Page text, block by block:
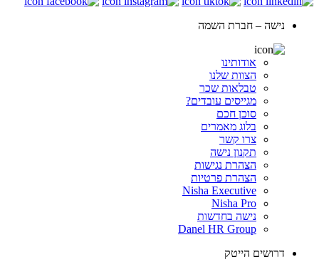
נישה – חברת השמה
אודותינו
הצוות שלנו
טבלאות שכר
מגייסים עובדים?
סוכן חכם
בלוג מאמרים
צרו קשר
תקנון נישה
הצהרת נגישות
הצהרת פרטיות
Nisha Executive
Nisha Pro
נישה בחדשות
Danel HR Group
דרושים הייטק